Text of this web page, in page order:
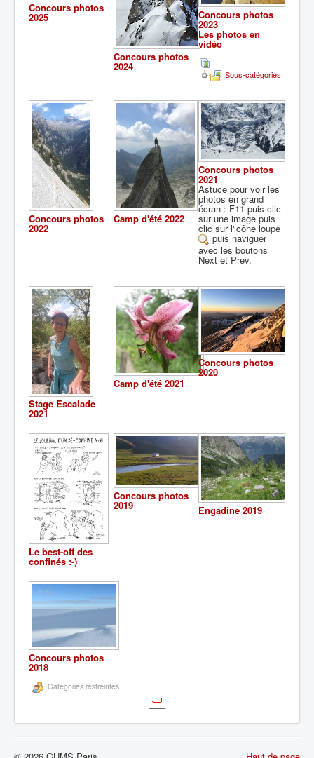
Concours photos
2025
Concours photos
2024
Concours photos
2023
Les photos en
vidéo
Sous-catégories(1)
Concours photos
2022
Camp d'été 2022
Concours photos
2021
Astuce pour voir les
photos en grand
écran : F11 puis clic
sur une image puis
clic sur l'icône loupe
puis naviguer
avec les boutons
Next et Prev.
Stage Escalade
2021
Camp d'été 2021
Concours photos
2020
Le best-off des
confinés :-)
Concours photos
2019 Engadine 2019
Concours photos
2018
Catégories restreintes